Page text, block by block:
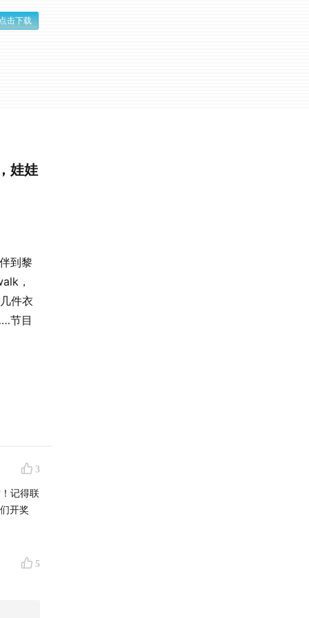
击下载
娃娃
到黎
，
件衣
节目
3
记得联
开奖
5